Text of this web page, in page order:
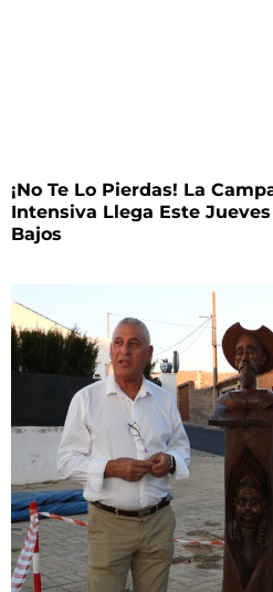
¡No Te Lo Pierdas! La
Intensiva Llega Este
Bajos